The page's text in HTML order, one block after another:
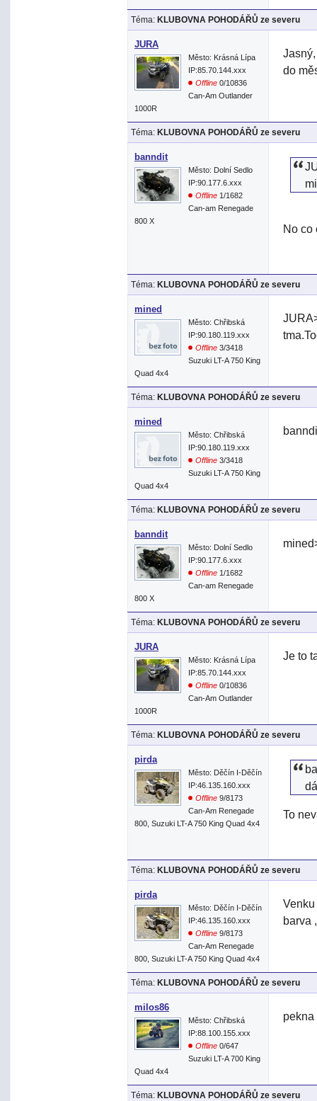
Téma: KLUBOVNA POHODÁŘŮ ze severu
JURA
Město: Krásná Lípa
IP:85.70.144.xxx
Offline 0/10836
Can-Am Outlander
1000R
do
Téma: KLUBOVNA POHODÁŘŮ ze severu
banndit
Město: Dolní Sedlo
IP:90.177.6.xxx
Offline 1/1682
Can-am Renegade
800 X
No co
Téma: KLUBOVNA POHODÁŘŮ ze severu
mined
Město: Chřibská
IP:90.180.119.xxx
Offline 3/3418
Suzuki LT-A 750 King
Quad 4x4
Téma: KLUBOVNA POHODÁŘŮ ze severu
mined
Město: Chřibská
IP:90.180.119.xxx
Offline 3/3418
Suzuki LT-A 750 King
Quad 4x4
Téma: KLUBOVNA POHODÁŘŮ ze severu
banndit
Město: Dolní Sedlo
IP:90.177.6.xxx
Offline 1/1682
Can-am Renegade
800 X
Téma: KLUBOVNA POHODÁŘŮ ze severu
JURA
Město: Krásná Lípa
IP:85.70.144.xxx
Offline 0/10836
Can-Am Outlander
1000R
Je to
Téma: KLUBOVNA POHODÁŘŮ ze severu
pirda
Město: Děčín I-Děčín
IP:46.135.160.xxx
Offline 9/8173
Can-Am Renegade
800, Suzuki LT-A 750 King Quad 4x4
To
Téma: KLUBOVNA POHODÁŘŮ ze severu
pirda
Město: Děčín I-Děčín
IP:46.135.160.xxx
Offline 9/8173
Can-Am Renegade
800, Suzuki LT-A 750 King Quad 4x4
barva
Téma: KLUBOVNA POHODÁŘŮ ze severu
milos86
Město: Chřibská
IP:88.100.155.xxx
Offline 0/647
Suzuki LT-A 700 King
Quad 4x4
Téma: KLUBOVNA POHODÁŘŮ ze severu